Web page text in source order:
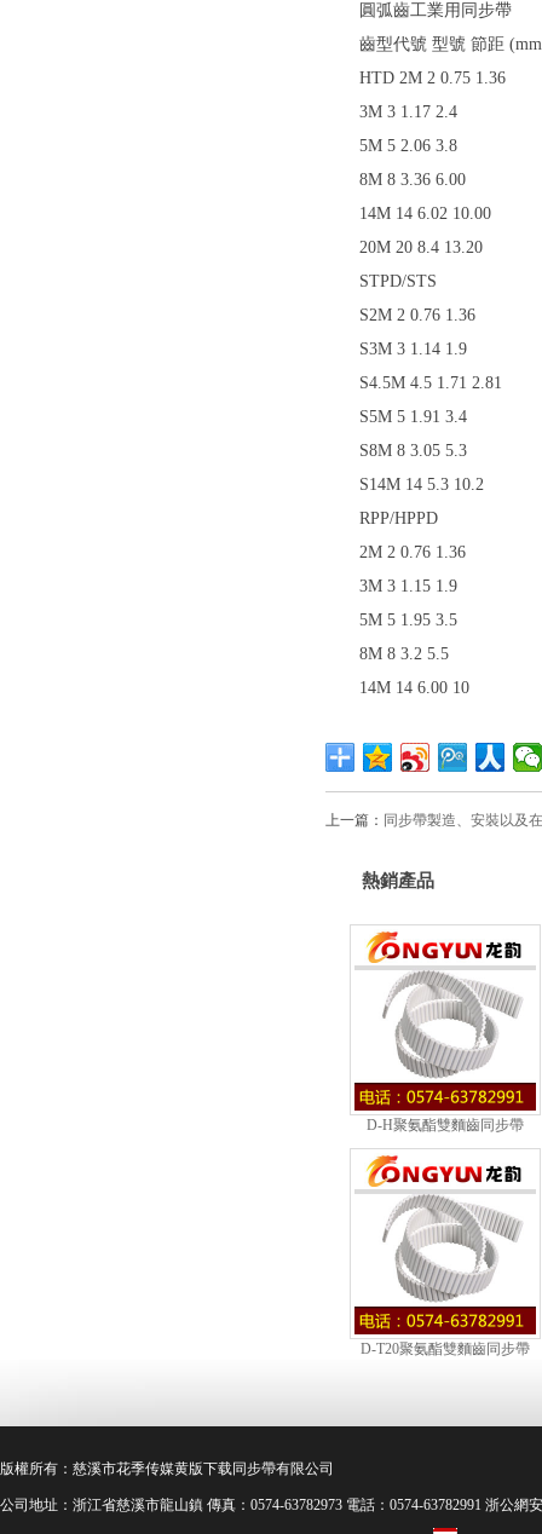
圓弧齒工業用同步帶
齒型代號 型號 節距
HTD 2M 2 0.75 1.36
3M 3 1.17 2.4
5M 5 2.06 3.8
8M 8 3.36 6.00
14M 14 6.02 10.00
20M 20 8.4 13.20
STPD/STS
S2M 2 0.76 1.36
S3M 3 1.14 1.9
S4.5M 4.5 1.71 2.81
S5M 5 1.91 3.4
S8M 8 3.05 5.3
S14M 14 5.3 10.2
RPP/HPPD
2M 2 0.76 1.36
3M 3 1.15 1.9
5M 5 1.95 3.5
8M 8 3.2 5.5
14M 14 6.00 10
上一篇： 同步帶製造、安裝以
熱銷產品
D-H聚氨酯雙麵齒同步帶
D-T20聚氨酯雙麵齒同步帶
版權所有：慈溪市花季传媒黄版下载同步帶有限公司
公司地址：浙江省慈溪市龍山鎮 傳真：0574-63782973 電話：0574-63782991 浙公